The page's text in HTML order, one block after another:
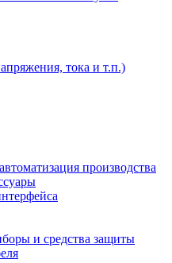
тока и т.п.)
производства
и средства защиты